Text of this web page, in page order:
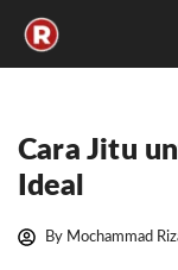
content
Cara Jitu
Ideal
By Mochammad